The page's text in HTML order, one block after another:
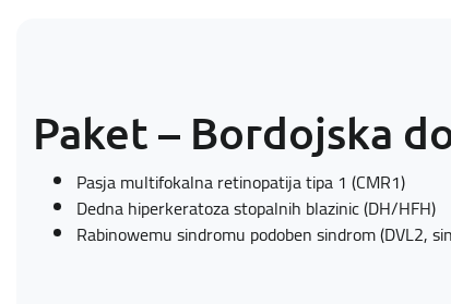
Paket – Bordojska
Pasja multifokalna retinopatija tipa 1 (CMR1)
Dedna hiperkeratoza stopalnih blazinic (DH/HFH)
Rabinowemu sindromu podoben sindrom (DVL2,